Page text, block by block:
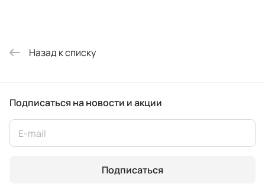
Назад к списку
Подписаться на новости и акции
Подписаться